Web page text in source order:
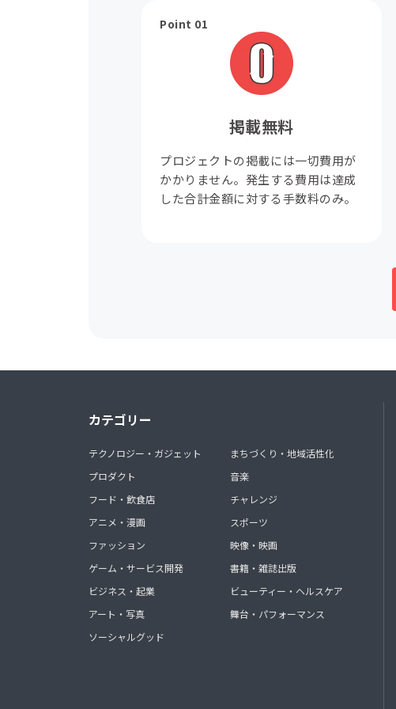
Point 01
掲載無料
プロジェクトの掲載には一切費用が
かかりません。発生する費用は達成
した合計金額に対する手数料のみ。
カテゴリー
テクノロジー・ガジェット
プロダクト
フード・飲食店
アニメ・漫画
ファッション
ゲーム・サービス開発
ビジネス・起業
アート・写真
ソーシャルグッド
まちづくり・地域活性化
音楽
チャレンジ
スポーツ
映像・映画
書籍・雑誌出版
ビューティー・ヘルスケア
舞台・パフォーマンス